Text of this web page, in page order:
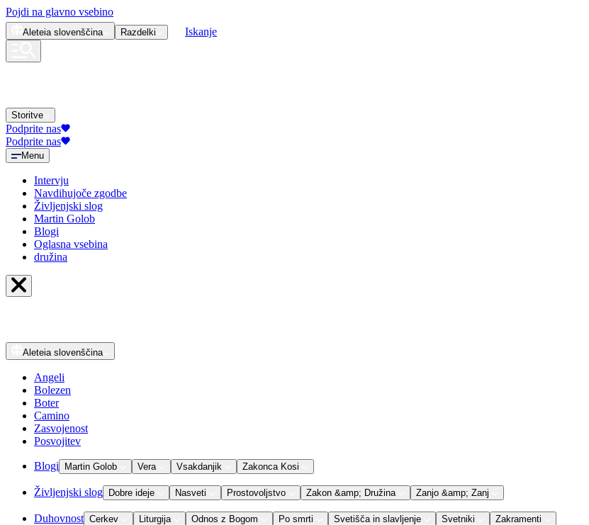
Pojdi na glavno vsebino
Aleteia slovenščina Razdelki Iskanje
Storitve
Podprite nas
Podprite nas
Menu
Intervju
Navdihujoče zgodbe
Življenjski slog
Martin Golob
Blogi
Oglasna vsebina
družina
Aleteia slovenščina
Angeli
Bolezen
Boter
Camino
Zasvojenost
Posvojitev
Blogi Martin Golob Vera Vsakdanjik Zakonca Kosi
Življenjski slog Dobre ideje Nasveti Prostovoljstvo Zakon &amp; Družina Zanjo &amp; Zanj
Duhovnost Cerkev Liturgija Odnos z Bogom Po smrti Svetišča in slavljenje Svetniki Zakramenti